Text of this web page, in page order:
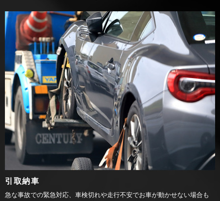
引取納車
急な事故での緊急対応、車検切れや走行不安でお車が動かせない場合も